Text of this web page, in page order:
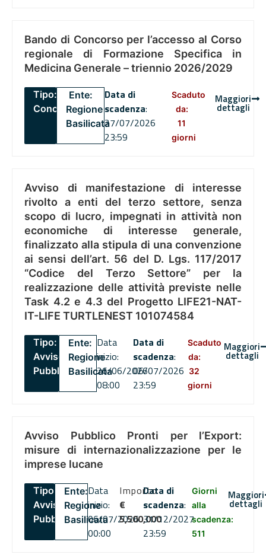
Bando di Concorso per l’accesso al Corso
regionale di Formazione Specifica in
Medicina Generale – triennio 2026/2029
Tipo:
Concorsi
Ente:
Regione
Basilicata
Data di
scadenza:
27/07/2026
23:59
Scaduto
da:
11
giorni
Maggiori
dettagli
Avviso di manifestazione di interesse
rivolto a enti del terzo settore, senza
scopo di lucro, impegnati in attività non
economiche di interesse generale,
finalizzato alla stipula di una convenzione
ai sensi dell’art. 56 del D. Lgs. 117/2017
“Codice del Terzo Settore” per la
realizzazione delle attività previste nelle
Task 4.2 e 4.3 del Progetto LIFE21-NAT-
IT-LIFE TURTLENEST 101074584
Tipo:
Avviso
Pubblico
Ente:
Regione
Basilicata
Data
inizio:
26/06/2026
08:00
Data di
scadenza:
06/07/2026
23:59
Scaduto
da:
32
giorni
Maggiori
dettagli
Avviso Pubblico Pronti per l’Export:
misure di internazionalizzazione per le
imprese lucane
Tipo:
Avviso
Pubblico
Ente:
Regione
Basilicata
Data
inizio:
06/07/2026
00:00
Importo
€
5,500,000
Data di
scadenza:
31/12/2027
23:59
Giorni
alla
scadenza:
511
Maggiori
dettagli